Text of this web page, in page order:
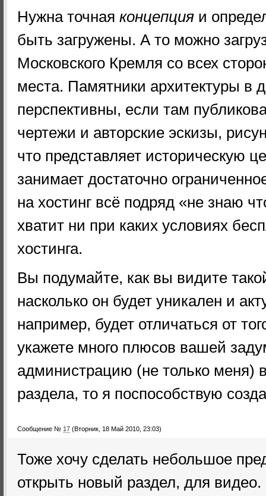
Нужна точная концепция и
быть загружены. А то можно
Московского Кремля со всех
места. Памятники архитектуры в
перспективны, если там
чертежи и авторские эскизы,
что представляет историческую
занимает достаточно
на хостинг всё подряд «не знаю
хватит ни при каких условиях
хостинга.
Вы подумайте, как вы видите
насколько он будет уникален и
например, будет отличаться от
укажете много плюсов вашей
администрацию (не только меня)
раздела, то я поспособствую
Сообщение № 17 (Вторник, 18 Май 2010, 23:03)
Тоже хочу сделать небольшое
открыть новый раздел, для